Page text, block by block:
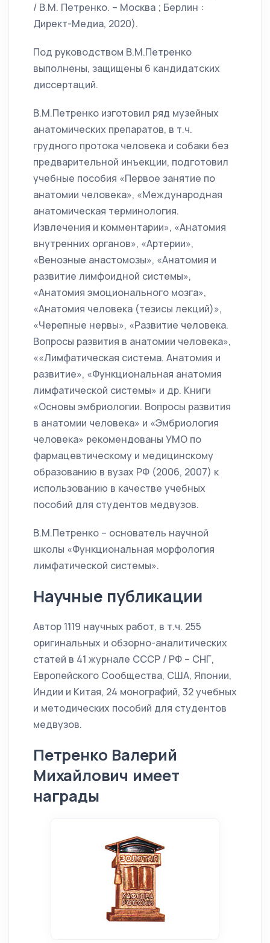
/ В.М. Петренко. – Москва ; Берлин :
Директ-Медиа, 2020).
Под руководством В.М.Петренко
выполнены, защищены 6 кандидатских
диссертаций.
В.М.Петренко изготовил ряд музейных
анатомических препаратов, в т.ч.
грудного протока человека и собаки без
предварительной инъекции, подготовил
учебные пособия «Первое занятие по
анатомии человека», «Международная
анатомическая терминология.
Извлечения и комментарии», «Анатомия
внутренних органов», «Артерии»,
«Венозные анастомозы», «Анатомия и
развитие лимфоидной системы»,
«Анатомия эмоционального мозга»,
«Анатомия человека (тезисы лекций)»,
«Черепные нервы», «Развитие человека.
Вопросы развития в анатомии человека»,
««Лимфатическая система. Анатомия и
развитие», «Функциональная анатомия
лимфатической системы» и др. Книги
«Основы эмбриологии. Вопросы развития
в анатомии человека» и «Эмбриология
человека» рекомендованы УМО по
фармацевтическому и медицинскому
образованию в вузах РФ (2006, 2007) к
использованию в качестве учебных
пособий для студентов медвузов.
В.М.Петренко – основатель научной
школы «Функциональная морфология
лимфатической системы».
Научные публикации
Автор 1119 научных работ, в т.ч. 255
оригинальных и обзорно-аналитических
статей в 41 журнале СССР / РФ – СНГ,
Европейского Сообщества, США, Японии,
Индии и Китая, 24 монографий, 32 учебных
и методических пособий для студентов
медвузов.
Петренко Валерий
Михайлович имеет
награды